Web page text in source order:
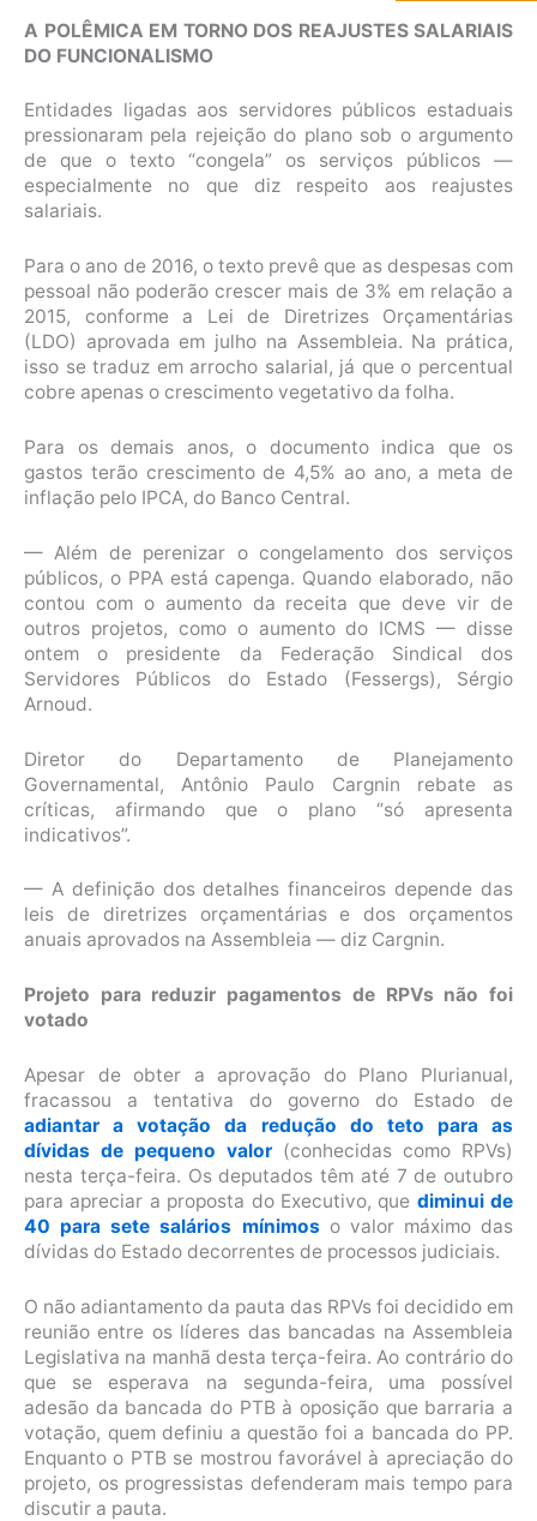
A POLÊMICA EM TORNO DOS REAJUSTES SALARIAIS
DO FUNCIONALISMO
Entidades ligadas aos servidores públicos estaduais
pressionaram pela rejeição do plano sob o argumento
de que o texto “congela” os serviços públicos —
especialmente no que diz respeito aos reajustes
salariais.
Para o ano de 2016, o texto prevê que as despesas com
pessoal não poderão crescer mais de 3% em relação a
2015, conforme a Lei de Diretrizes Orçamentárias
(LDO) aprovada em julho na Assembleia. Na prática,
isso se traduz em arrocho salarial, já que o percentual
cobre apenas o crescimento vegetativo da folha.
Para os demais anos, o documento indica que os
gastos terão crescimento de 4,5% ao ano, a meta de
inflação pelo IPCA, do Banco Central.
— Além de perenizar o congelamento dos serviços
públicos, o PPA está capenga. Quando elaborado, não
contou com o aumento da receita que deve vir de
outros projetos, como o aumento do ICMS — disse
ontem o presidente da Federação Sindical dos
Servidores Públicos do Estado (Fessergs), Sérgio
Arnoud.
Diretor do Departamento de Planejamento
Governamental, Antônio Paulo Cargnin rebate as
críticas, afirmando que o plano “só apresenta
indicativos”.
— A definição dos detalhes financeiros depende das
leis de diretrizes orçamentárias e dos orçamentos
anuais aprovados na Assembleia — diz Cargnin.
Projeto para reduzir pagamentos de RPVs não foi
votado
Apesar de obter a aprovação do Plano Plurianual,
fracassou a tentativa do governo do Estado de
adiantar a votação da redução do teto para as
dívidas de pequeno valor (conhecidas como RPVs)
nesta terça-feira. Os deputados têm até 7 de outubro
para apreciar a proposta do Executivo, que diminui de
40 para sete salários mínimoso valor máximo das
dívidas do Estado decorrentes de processos judiciais.
O não adiantamento da pauta das RPVs foi decidido em
reunião entre os líderes das bancadas na Assembleia
Legislativa na manhã desta terça-feira. Ao contrário do
que se esperava na segunda-feira, uma possível
adesão da bancada do PTB à oposição que barraria a
votação, quem definiu a questão foi a bancada do PP.
Enquanto o PTB se mostrou favorável à apreciação do
projeto, os progressistas defenderam mais tempo para
discutir a pauta.